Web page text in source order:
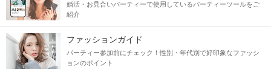
2層吹き抜けとなった開放的な2階を貸切。
婚活・お見合いパーティーで使用しているパーティーツールをご
紹介
ファッションガイド
パーティー参加前にチェック！性別・年代別で好印象なファッシ
ョンのポイント